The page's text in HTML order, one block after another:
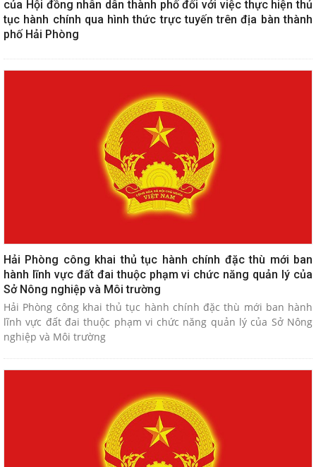
của Hội đồng nhân dân thành phố đối với việc thực hiện thủ
tục hành chính qua hình thức trực tuyến trên địa bàn thành
phố Hải Phòng
Hải Phòng công khai thủ tục hành chính đặc thù mới ban
hành lĩnh vực đất đai thuộc phạm vi chức năng quản lý của
Sở Nông nghiệp và Môi trường
Hải Phòng công khai thủ tục hành chính đặc thù mới ban hành
lĩnh vực đất đai thuộc phạm vi chức năng quản lý của Sở Nông
nghiệp và Môi trường